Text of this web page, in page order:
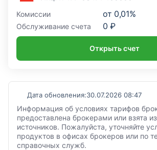
Комиссии
от 0,01%
Обслуживание счета 0 ₽
Открыть счет
Дата обновления:30.07.2026 08:47
Информация об условиях тарифов
предоставлена брокерами или взята
источников. Пожалуйста, уточняйте
продуктов в офисах брокеров или по
справочных служб.